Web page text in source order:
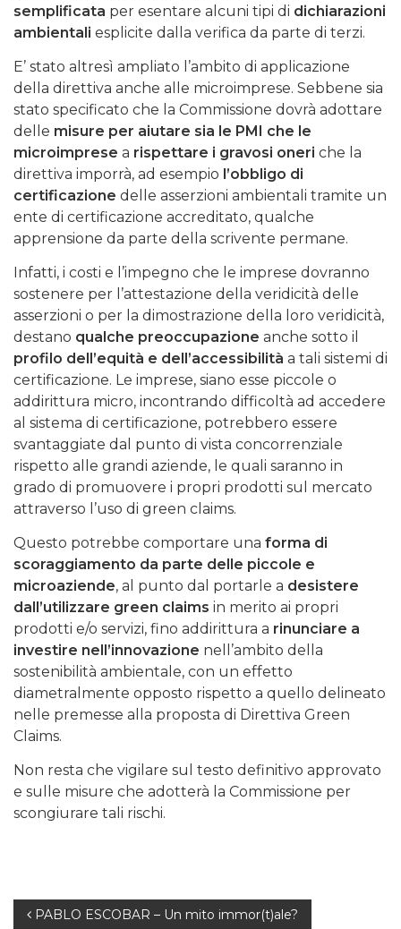
semplificata per esentare alcuni tipi di dichiarazioni
ambientali esplicite dalla verifica da parte di terzi.
E’ stato altresì ampliato l’ambito di applicazione
della direttiva anche alle microimprese. Sebbene sia
stato specificato che la Commissione dovrà adottare
delle misure per aiutare sia le PMI che le
microimprese a rispettare i gravosi oneri che la
direttiva imporrà, ad esempio l’obbligo di
certificazione delle asserzioni ambientali tramite un
ente di certificazione accreditato, qualche
apprensione da parte della scrivente permane.
Infatti, i costi e l’impegno che le imprese dovranno
sostenere per l’attestazione della veridicità delle
asserzioni o per la dimostrazione della loro veridicità,
destano qualche preoccupazione anche sotto il
profilo dell’equità e dell’accessibilità a tali sistemi di
certificazione. Le imprese, siano esse piccole o
addirittura micro, incontrando difficoltà ad accedere
al sistema di certificazione, potrebbero essere
svantaggiate dal punto di vista concorrenziale
rispetto alle grandi aziende, le quali saranno in
grado di promuovere i propri prodotti sul mercato
attraverso l’uso di green claims.
Questo potrebbe comportare una forma di
scoraggiamento da parte delle piccole e
microaziende, al punto dal portarle a desistere
dall’utilizzare green claims in merito ai propri
prodotti e/o servizi, fino addirittura a rinunciare a
investire nell’innovazione nell’ambito della
sostenibilità ambientale, con un effetto
diametralmente opposto rispetto a quello delineato
nelle premesse alla proposta di Direttiva Green
Claims.
Non resta che vigilare sul testo definitivo approvato
e sulle misure che adotterà la Commissione per
scongiurare tali rischi.
Navigazione
PABLO ESCOBAR – Un mito immor(t)ale?